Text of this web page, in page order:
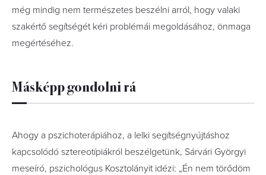
még mindig nem természetes beszélni arról, hogy valaki
szakértő segítségét kéri problémái megoldásához, önmaga
megértéséhez.
Másképp gondolni rá
Ahogy a pszichoterápiához, a lelki segítségnyújtáshoz
kapcsolódó sztereotípiákról beszélgetünk, Sárvári Györgyi
meseíró, pszichológus Kosztolányit idézi: „Én nem törődöm